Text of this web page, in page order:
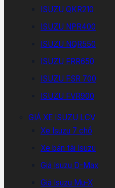
ISUZU QKR210
ISUZU NPR400
ISUZU NQR550
ISUZU FRR650
ISUZU FSR 700
ISUZU FVR900
GIÁ XE ISUZU LCV
Xe Isuzu 7 chổ
Xe bán tải Isuzu
Giá Isuzu D-Max
Giá Isuzu Mu-X